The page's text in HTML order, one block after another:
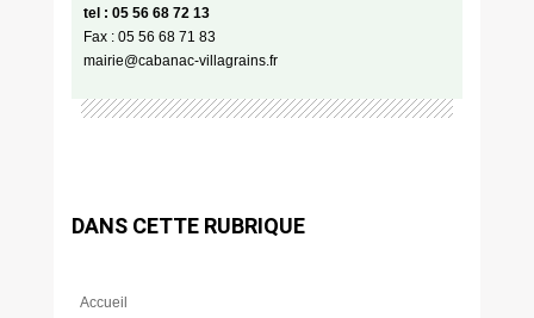
tel : 05 56 68 72 13
Fax : 05 56 68 71 83
mairie@cabanac-villagrains.fr
DANS CETTE RUBRIQUE
Accueil